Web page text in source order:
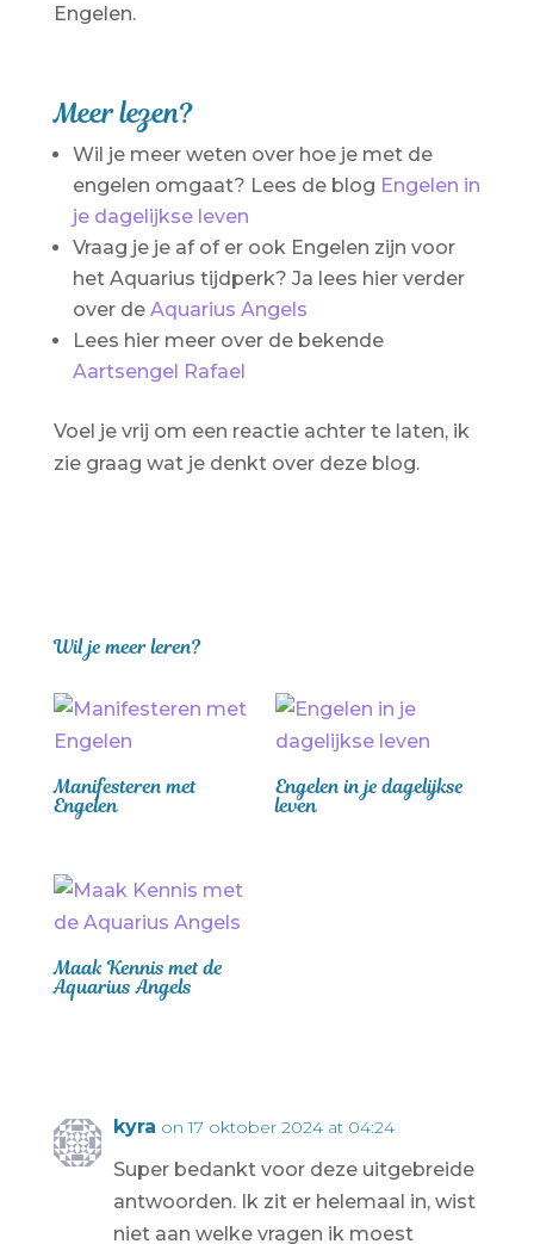
Engelen.
Meer lezen?
Wil je meer weten over hoe je met de
engelen omgaat? Lees de blog Engelen in
je dagelijkse leven
Vraag je je af of er ook Engelen zijn voor
het Aquarius tijdperk? Ja lees hier verder
over de Aquarius Angels
Lees hier meer over de bekende
Aartsengel Rafael
Voel je vrij om een reactie achter te laten, ik
zie graag wat je denkt over deze blog.
Wil je meer leren?
Manifesteren met
Engelen
Engelen in je dagelijkse
leven
Maak Kennis met de
Aquarius Angels
kyra on 17 oktober 2024 at 04:24
Super bedankt voor deze uitgebreide
antwoorden. Ik zit er helemaal in, wist
niet aan welke vragen ik moest